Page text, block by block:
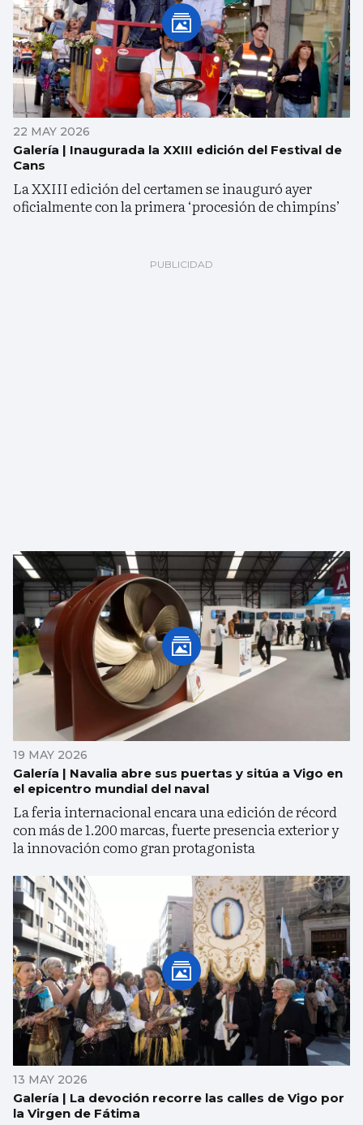
22 MAY 2026
Galería | Inaugurada la XXIII edición del Festival de
Cans
La XXIII edición del certamen se inauguró ayer
oficialmente con la primera ‘procesión de chimpíns’
19 MAY 2026
Galería | Navalia abre sus puertas y sitúa a Vigo en
el epicentro mundial del naval
La feria internacional encara una edición de récord
con más de 1.200 marcas, fuerte presencia exterior y
la innovación como gran protagonista
13 MAY 2026
Galería | La devoción recorre las calles de Vigo por
la Virgen de Fátima